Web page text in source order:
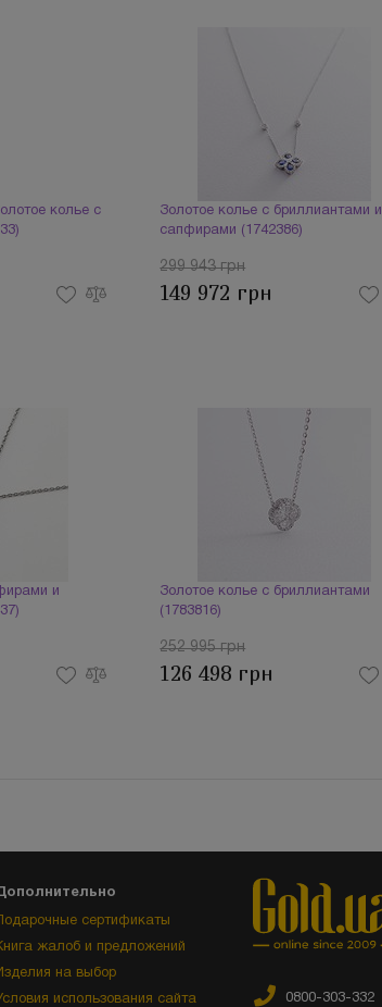
колье с
Золотое колье с бриллиантами и
сапфирами (1742386)
299 943 грн
149 972 грн
и
Золотое колье с бриллиантами
(1783816)
252 995 грн
126 498 грн
Подарочные сертификаты
жалоб и предложений
на выбор
использования сайта
0800-303-332